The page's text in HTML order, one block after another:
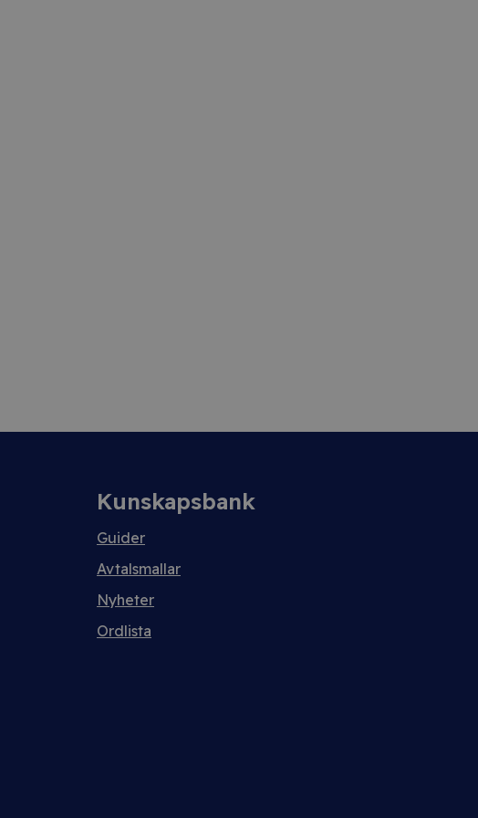
Kunskapsbank
Guider
Avtalsmallar
Nyheter
Ordlista